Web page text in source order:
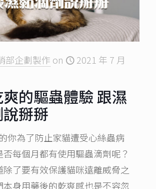
部企劃製作 on
2021 年 7 月
的驅蟲體驗 跟濕
掰掰
你為了防止家貓遭受心絲蟲病
否每個月都有使用驅蟲滴劑呢？
除了要有效保護貓咪遠離威脅之
本身用藥後的乾爽感也是不容忽